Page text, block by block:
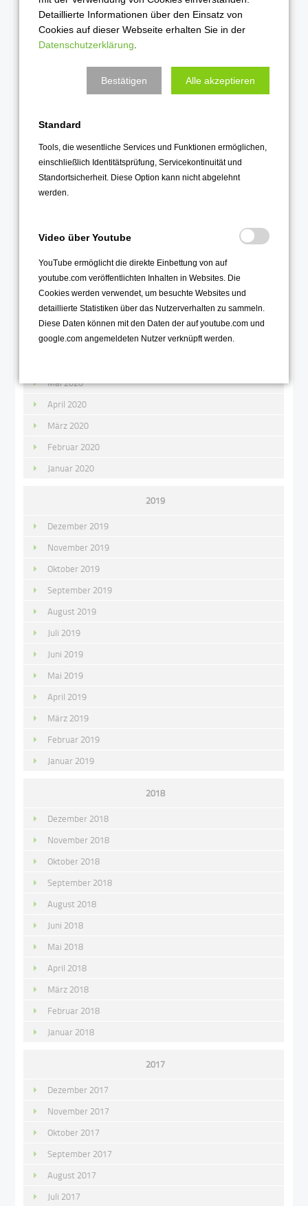
September 2021
August 2021
Juli 2021
Februar 2021
Januar 2021
Dezember 2020
Oktober 2020
September 2020
August 2020
Juli 2020
Mai 2020
April 2020
März 2020
Februar 2020
Januar 2020
2019
Dezember 2019
November 2019
Oktober 2019
September 2019
August 2019
Juli 2019
Juni 2019
Mai 2019
April 2019
März 2019
Februar 2019
Januar 2019
2018
Dezember 2018
November 2018
Oktober 2018
September 2018
August 2018
Juni 2018
Mai 2018
April 2018
März 2018
Februar 2018
Januar 2018
2017
Dezember 2017
November 2017
Oktober 2017
September 2017
August 2017
Juli 2017
Detaillierte Informationen über den Einsatz von
Cookies auf dieser Webseite erhalten Sie in der
Datenschutzerklärung
Bestätigen Alle akzeptieren
Standard
Tools, die wesentliche Services und Funktionen ermöglichen,
einschließlich Identitätsprüfung, Servicekontinuität und
Standortsicherheit. Diese Option kann nicht abgelehnt
werden.
Video über Youtube
YouTube ermöglicht die direkte Einbettung von auf
youtube.com veröffentlichten Inhalten in Websites. Die
Cookies werden verwendet, um besuchte Websites und
detaillierte Statistiken über das Nutzerverhalten zu sammeln.
Diese Daten können mit den Daten der auf youtube.com und
google.com angemeldeten Nutzer verknüpft werden.